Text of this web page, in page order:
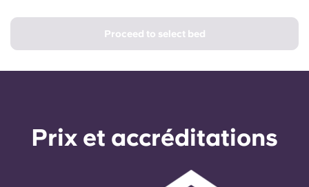
Proceed to select bed
Prix ​​et accréditations